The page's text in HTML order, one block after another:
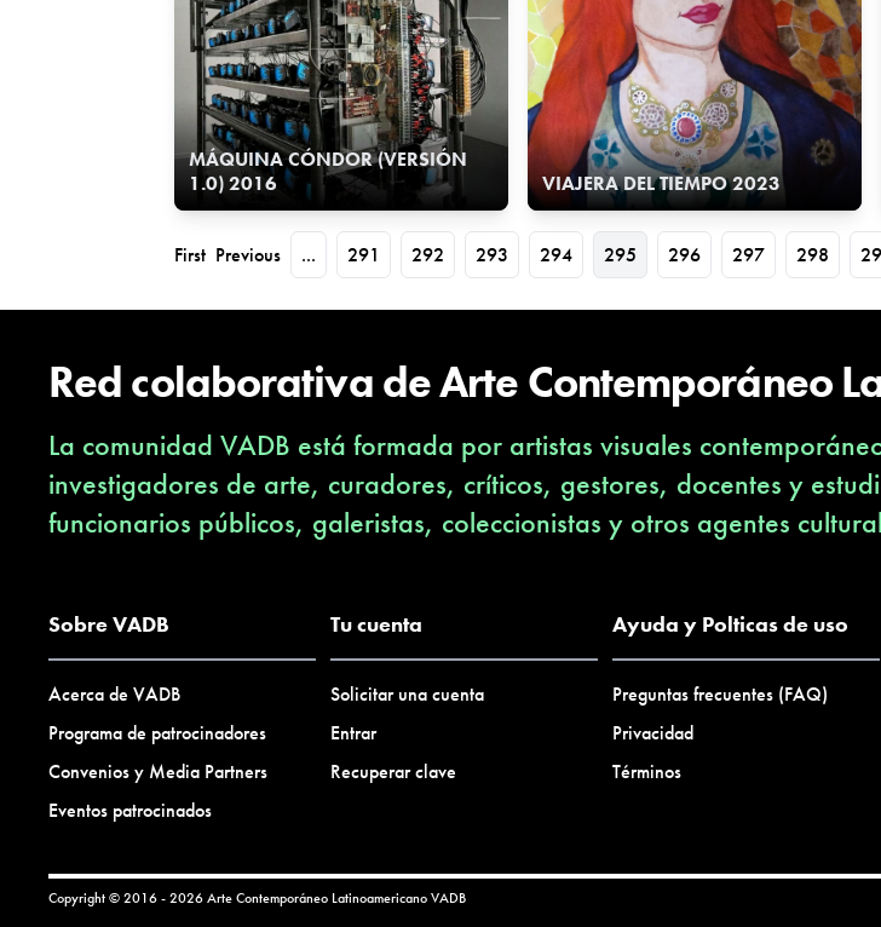
MÁQUINA CÓNDOR (VERSIÓN
1.0) 2016
VIAJERA DEL TIEMPO 2023
First Previous ... 291 292 293 294 295 296 297 298
Red colaborativa de Arte Contemporáneo
La comunidad VADB está formada por artistas visuales
investigadores de arte, curadores, críticos, gestores, docentes y
funcionarios públicos, galeristas, coleccionistas y otros agentes
Sobre VADB
Acerca de VADB
Programa de patrocinadores
Convenios y Media Partners
Eventos patrocinados
Tu cuenta
Solicitar una cuenta
Entrar
Recuperar clave
Ayuda y Polticas de uso
Preguntas frecuentes (FAQ)
Privacidad
Términos
Copyright © 2016 - 2026 Arte Contemporáneo LatinoamericanoVADB